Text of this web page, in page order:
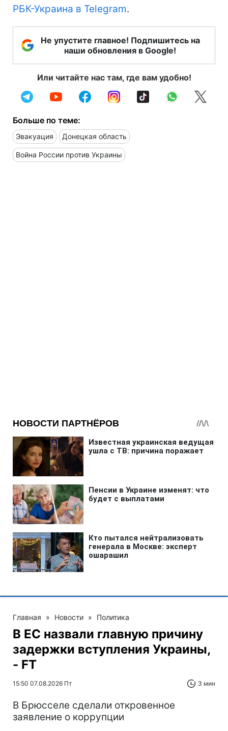
РБК-Украина в Telegram.
Не упустите главное! Подпишитесь на
наши обновления в Google!
Или читайте нас там, где вам удобно!
Больше по теме:
Эвакуация Донецкая область
Война России против Украины
Главная » Новости » Политика
В ЕС назвали главную причину
задержки вступления Украины,
- FT
15:50 07.08.2026 Пт 3 мин
В Брюсселе сделали откровенное
заявление о коррупции